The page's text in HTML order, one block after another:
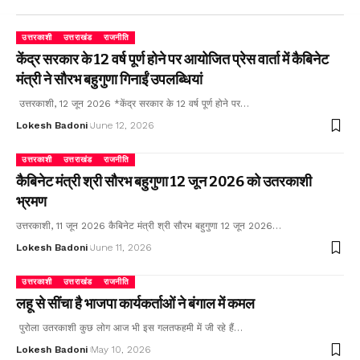
उत्तरकाशी उत्तराखंड राजनीति
केंद्र सरकार के 12 वर्ष पूर्ण होने पर आयोजित प्रेस वार्ता में कैबिनेट
मंत्री ने सौरभ बहुगुणा गिनाईं उपलब्धियां
उत्तरकाशी, 12 जून 2026 *केंद्र सरकार के 12 वर्ष पूर्ण होने पर…
Lokesh Badoni June 12, 2026
उत्तरकाशी उत्तराखंड राजनीति
कैबिनेट मंत्री श्री सौरभ बहुगुणा 12 जून 2026 को उतरकाशी
भ्रमण
उत्तरकाशी, 11 जून 2026 कैबिनेट मंत्री श्री सौरभ बहुगुणा 12 जून 2026…
Lokesh Badoni June 11, 2026
उत्तरकाशी उत्तराखंड राजनीति
लहू से सींचा है भाजपा कार्यकर्ताओं ने बंगाल में कमल
पुरोला उतरकाशी कुछ लोग आज भी इस गलतफहमी में जी रहे हैं…
Lokesh Badoni May 10, 2026